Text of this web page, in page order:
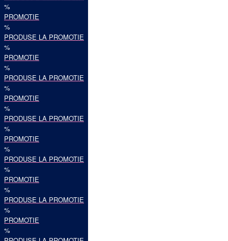
%
PROMOTIE
%
PRODUSE LA PROMOTIE
%
PROMOTIE
%
PRODUSE LA PROMOTIE
%
PROMOTIE
%
PRODUSE LA PROMOTIE
%
PROMOTIE
%
PRODUSE LA PROMOTIE
%
PROMOTIE
%
PRODUSE LA PROMOTIE
%
PROMOTIE
%